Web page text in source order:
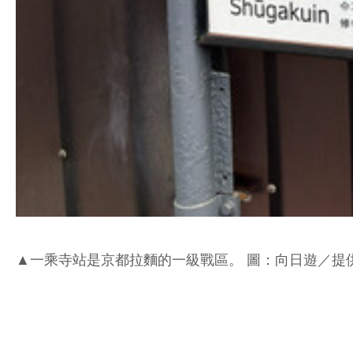
▲一乘寺站是京都拉麵的一級戰區。 圖：向日遊／提